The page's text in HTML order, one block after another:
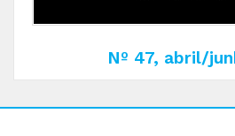
Nº 47, abril/